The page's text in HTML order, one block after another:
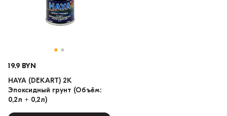
19.9 BYN
HAYA (DEKART) 2K
Эпоксидный грунт (Объём:
0,2л + 0,2л)